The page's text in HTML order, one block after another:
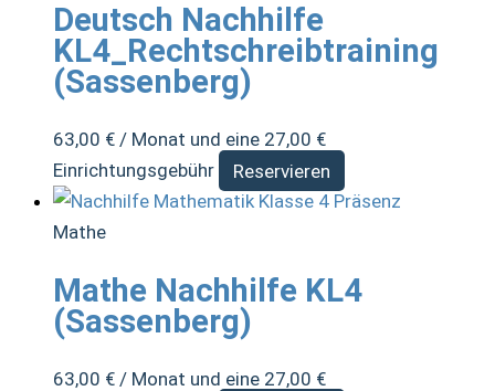
Deutsch Nachhilfe
KL4_Rechtschreibtraining
(Sassenberg)
63,00 € / Monat und eine 27,00 €
Einrichtungsgebühr
Reservieren
Mathe
Mathe Nachhilfe KL4
(Sassenberg)
63,00 € / Monat und eine 27,00 €